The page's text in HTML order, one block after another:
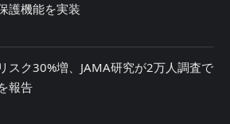
護機能を実装
スク30%増、JAMA研究が2万人調査で
報告